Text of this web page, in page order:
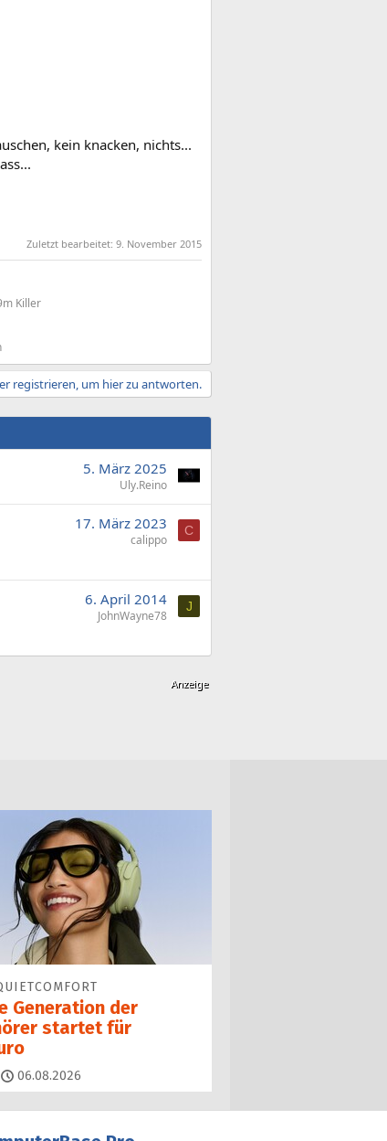
kein knacken, nichts...
Zuletzt bearbeitet: 9. November 2015
Killer
registrieren, um hier zu antworten.
5. März 2025
Uly.Reino
17. März 2023
calippo
C
6. April 2014
JohnWayne78
J
Generation der
startet für
06.08.2026